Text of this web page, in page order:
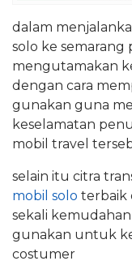
dalam
solo ke semarang
mengutamakan
dengan cara
gunakan guna
keselamatan
mobil travel
selain itu citra
mobil solo terbaik
sekali
gunakan untuk
costumer